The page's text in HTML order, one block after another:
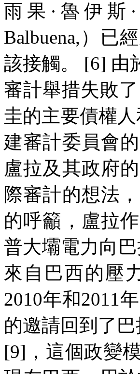
雨果·魯伊斯
Balbuena, ）已
該接觸。
[6] 由
審計舉措失敗了
圭的主要債權
建審計委員會
盧拉及其政府
際審計的想法
的呼籲，盧拉
普大壩電力向
來自巴西的壓
2010年和2011
的邀請回到了巴
[9] ，這個政變